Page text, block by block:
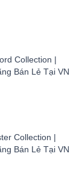
Collection |
Bán Lẻ Tại VN
Collection |
Bán Lẻ Tại VN